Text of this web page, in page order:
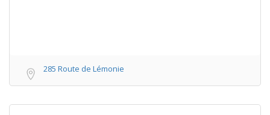
285 Route de Lémonie